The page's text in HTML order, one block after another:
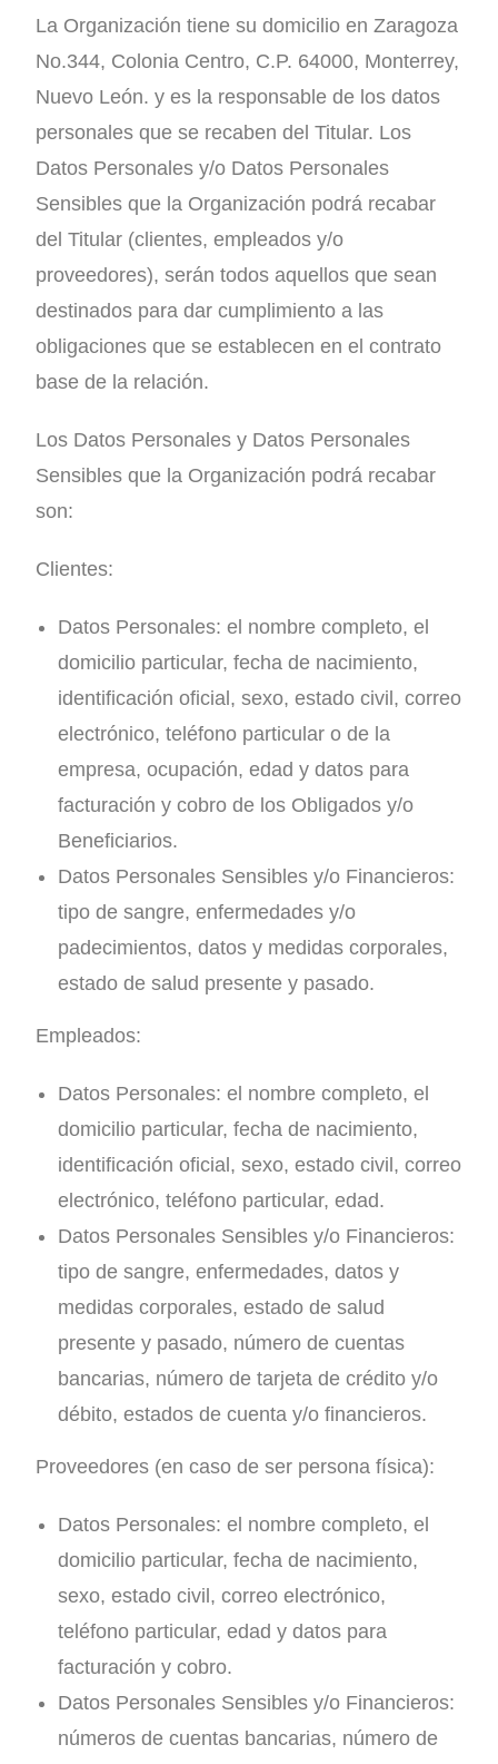
La Organización tiene su domicilio en Zaragoza
No.344, Colonia Centro, C.P. 64000, Monterrey,
Nuevo León. y es la responsable de los datos
personales que se recaben del Titular. Los
Datos Personales y/o Datos Personales
Sensibles que la Organización podrá recabar
del Titular (clientes, empleados y/o
proveedores), serán todos aquellos que sean
destinados para dar cumplimiento a las
obligaciones que se establecen en el contrato
base de la relación.
Los Datos Personales y Datos Personales
Sensibles que la Organización podrá recabar
son:
Clientes:
Datos Personales: el nombre completo, el
domicilio particular, fecha de nacimiento,
identificación oficial, sexo, estado civil, correo
electrónico, teléfono particular o de la
empresa, ocupación, edad y datos para
facturación y cobro de los Obligados y/o
Beneficiarios.
Datos Personales Sensibles y/o Financieros:
tipo de sangre, enfermedades y/o
padecimientos, datos y medidas corporales,
estado de salud presente y pasado.
Empleados:
Datos Personales: el nombre completo, el
domicilio particular, fecha de nacimiento,
identificación oficial, sexo, estado civil, correo
electrónico, teléfono particular, edad.
Datos Personales Sensibles y/o Financieros:
tipo de sangre, enfermedades, datos y
medidas corporales, estado de salud
presente y pasado, número de cuentas
bancarias, número de tarjeta de crédito y/o
débito, estados de cuenta y/o financieros.
Proveedores (en caso de ser persona física):
Datos Personales: el nombre completo, el
domicilio particular, fecha de nacimiento,
sexo, estado civil, correo electrónico,
teléfono particular, edad y datos para
facturación y cobro.
Datos Personales Sensibles y/o Financieros:
números de cuentas bancarias, número de